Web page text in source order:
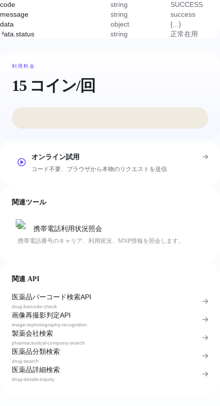
code string
SUCCESS
message
string
success
data
object
{...}
data.status
string 正常在用
利用料金
15 コイン/回
オンライン試用
コード不要、ブラウザから本物のリクエストを送信
関連ツール
携帯電話利用状況照会
携帯電話番号のキャリア、利用状況、MNP情報を照会します。
関連 API
医薬品バーコード検索API
drug-barcode-check
画像再撮影判定API
image-rephotography-recognition
製薬会社検索
pharmaceutical-company-search
医薬品分類検索
drug-search
医薬品詳細検索
drug-details-inquiry